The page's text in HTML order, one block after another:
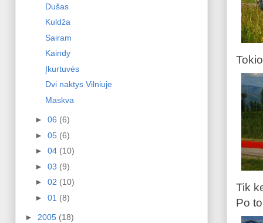
Tik
Po
Dušas
Kuldža
Sairam
Kaindy
Įkurtuvės
Dvi naktys Vilniuje
Maskva
► 06 (6)
► 05 (6)
► 04 (10)
► 03 (9)
► 02 (10)
► 01 (8)
► 2005 (18)